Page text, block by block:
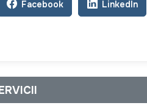
Facebook LinkedIn